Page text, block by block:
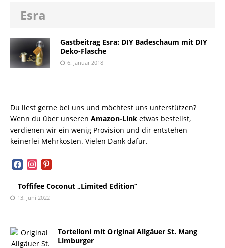
Esra
Gastbeitrag Esra: DIY Badeschaum mit DIY
Deko-Flasche
6. Januar 2018
Du liest gerne bei uns und möchtest uns unterstützen?
Wenn du über unseren Amazon-Link etwas bestellst,
verdienen wir ein wenig Provision und dir entstehen
keinerlei Mehrkosten. Vielen Dank dafür.
facebookinstagram
pinterest
Toffifee Coconut „Limited Edition“
13. Juni 2022
Tortelloni mit Original Allgäuer St. Mang
Limburger